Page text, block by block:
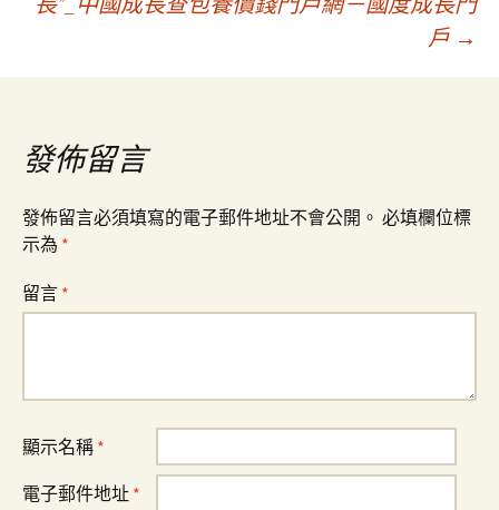
導
覽
戶 →
發佈留言
發佈留言必須填寫的電子郵件地址不會公開。 必填欄位標
示為 *
留言 *
顯示名稱 *
電子郵件地址 *